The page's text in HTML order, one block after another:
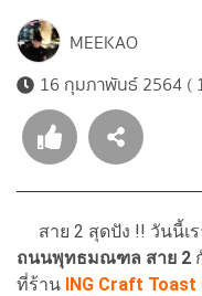
MEEKAO
16 กุมภาพันธ์ 2564 (
สาย 2 สุดปัง !! วันนี้เ
ถนนพุทธมณฑล สาย 2
ที่ร้าน ING Craft Toast